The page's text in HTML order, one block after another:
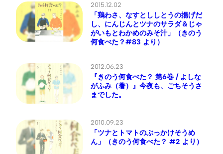
2015.12.02
「鶏わさ、なすとししとうの揚げだ
し、にんじんとツナのサラダ＆じゃ
がいもとわかめのみそ汁」（きのう
何食べた？#83 より）
2012.06.23
『きのう何食べた？ 第6巻 / よしな
がふみ（著）』今夜も、ごちそうさ
までした。
2010.09.23
「ツナとトマトのぶっかけそうめ
ん」（きのう何食べた？ #2 より）